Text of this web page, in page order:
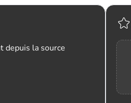
depuis la source